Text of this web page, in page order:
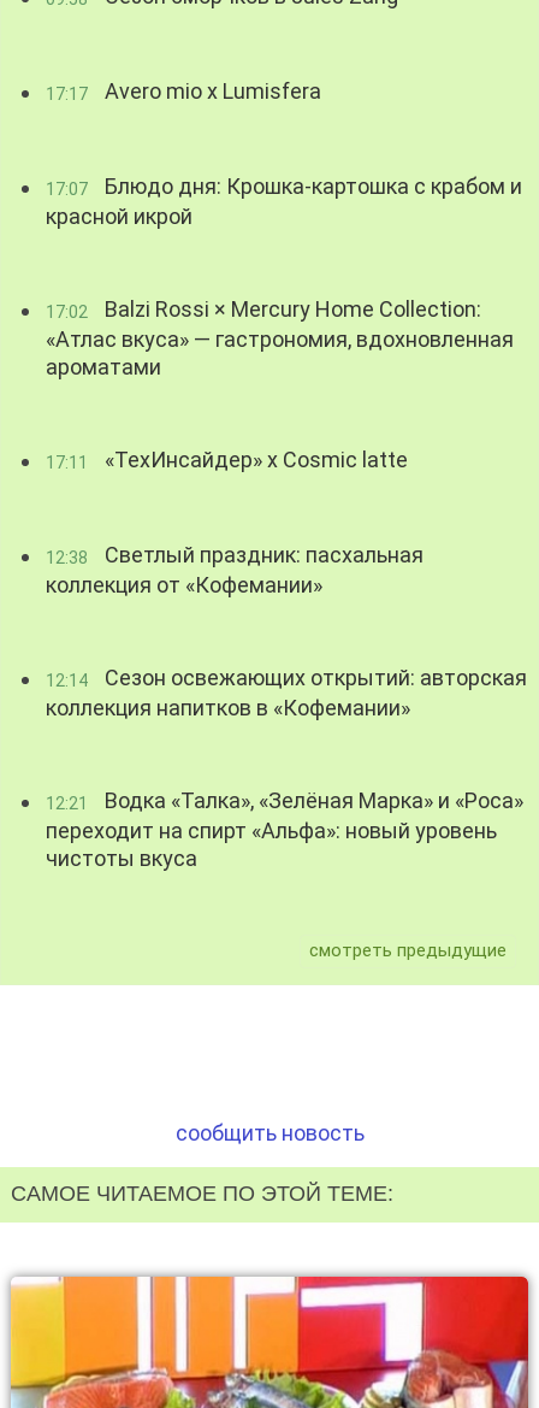
17:17 Avero mio x Lumisfera
17:07
Блюдо дня: Крошка-картошка с крабом и
красной икрой
17:02
Balzi Rossi × Mercury Home Collection:
«Атлас вкуса» — гастрономия, вдохновленная
ароматами
17:11 «ТехИнсайдер» х Cosmic latte
12:38
Светлый праздник: пасхальная
коллекция от «Кофемании»
12:14
Сезон освежающих открытий: авторская
коллекция напитков в «Кофемании»
12:21
Водка «Талка», «Зелёная Марка» и «Роса»
переходит на спирт «Альфа»: новый уровень
чистоты вкуса
смотреть предыдущие
сообщить новость
САМОЕ ЧИТАЕМОЕ ПО ЭТОЙ ТЕМЕ: